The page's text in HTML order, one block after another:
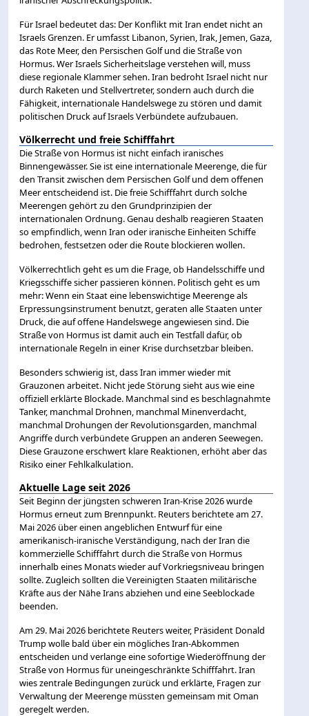
Für Israel bedeutet das: Der Konflikt mit Iran endet nicht an
Israels Grenzen. Er umfasst Libanon, Syrien, Irak, Jemen, Gaza,
das Rote Meer, den Persischen Golf und die Straße von
Hormus. Wer Israels Sicherheitslage verstehen will, muss
diese regionale Klammer sehen. Iran bedroht Israel nicht nur
durch Raketen und Stellvertreter, sondern auch durch die
Fähigkeit, internationale Handelswege zu stören und damit
politischen Druck auf Israels Verbündete aufzubauen.
Völkerrecht und freie Schifffahrt
Die Straße von Hormus ist nicht einfach iranisches
Binnengewässer. Sie ist eine internationale Meerenge, die für
den Transit zwischen dem Persischen Golf und dem offenen
Meer entscheidend ist. Die freie Schifffahrt durch solche
Meerengen gehört zu den Grundprinzipien der
internationalen Ordnung. Genau deshalb reagieren Staaten
so empfindlich, wenn Iran oder iranische Einheiten Schiffe
bedrohen, festsetzen oder die Route blockieren wollen.
Völkerrechtlich geht es um die Frage, ob Handelsschiffe und
Kriegsschiffe sicher passieren können. Politisch geht es um
mehr: Wenn ein Staat eine lebenswichtige Meerenge als
Erpressungsinstrument benutzt, geraten alle Staaten unter
Druck, die auf offene Handelswege angewiesen sind. Die
Straße von Hormus ist damit auch ein Testfall dafür, ob
internationale Regeln in einer Krise durchsetzbar bleiben.
Besonders schwierig ist, dass Iran immer wieder mit
Grauzonen arbeitet. Nicht jede Störung sieht aus wie eine
offiziell erklärte Blockade. Manchmal sind es beschlagnahmte
Tanker, manchmal Drohnen, manchmal Minenverdacht,
manchmal Drohungen der Revolutionsgarden, manchmal
Angriffe durch verbündete Gruppen an anderen Seewegen.
Diese Grauzone erschwert klare Reaktionen, erhöht aber das
Risiko einer Fehlkalkulation.
Aktuelle Lage seit 2026
Seit Beginn der jüngsten schweren Iran-Krise 2026 wurde
Hormus erneut zum Brennpunkt. Reuters berichtete am 27.
Mai 2026 über einen angeblichen Entwurf für eine
amerikanisch-iranische Verständigung, nach der Iran die
kommerzielle Schifffahrt durch die Straße von Hormus
innerhalb eines Monats wieder auf Vorkriegsniveau bringen
sollte. Zugleich sollten die Vereinigten Staaten militärische
Kräfte aus der Nähe Irans abziehen und eine Seeblockade
beenden.
Am 29. Mai 2026 berichtete Reuters weiter, Präsident Donald
Trump wolle bald über ein mögliches Iran-Abkommen
entscheiden und verlange eine sofortige Wiederöffnung der
Straße von Hormus für uneingeschränkte Schifffahrt. Iran
wies zentrale Bedingungen zurück und erklärte, Fragen zur
Verwaltung der Meerenge müssten gemeinsam mit Oman
geregelt werden.